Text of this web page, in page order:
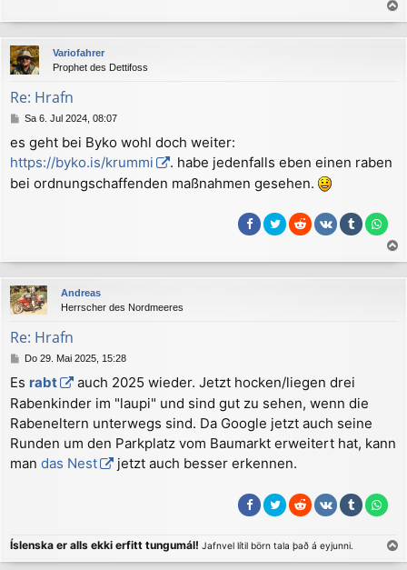
a
c
Variofahrer
Prophet des Dettifoss
Re: Hrafn
B
i
t
a
Sa 6. Jul 2024, 08:07
es geht bei Byko wohl doch weiter:
https://byko.is/krummi
. habe jedenfalls eben einen raben
bei ordnungschaffenden maßnahmen gesehen.
a
c
Andreas
Herrscher des Nordmeeres
Re: Hrafn
B
i
t
a
g
Do 29. Mai 2025, 15:28
Es rabt
auch 2025 wieder. Jetzt hocken/liegen drei
Rabenkinder im "laupi" und sind gut zu sehen, wenn die
Rabeneltern unterwegs sind. Da Google jetzt auch seine
Runden um den Parkplatz vom Baumarkt erweitert hat, kann
man das Nest jetzt auch besser erkennen.
Íslenska er alls ekki erfitt tungumál! Jafnvel lítil börn tala það á eyjunni.
a